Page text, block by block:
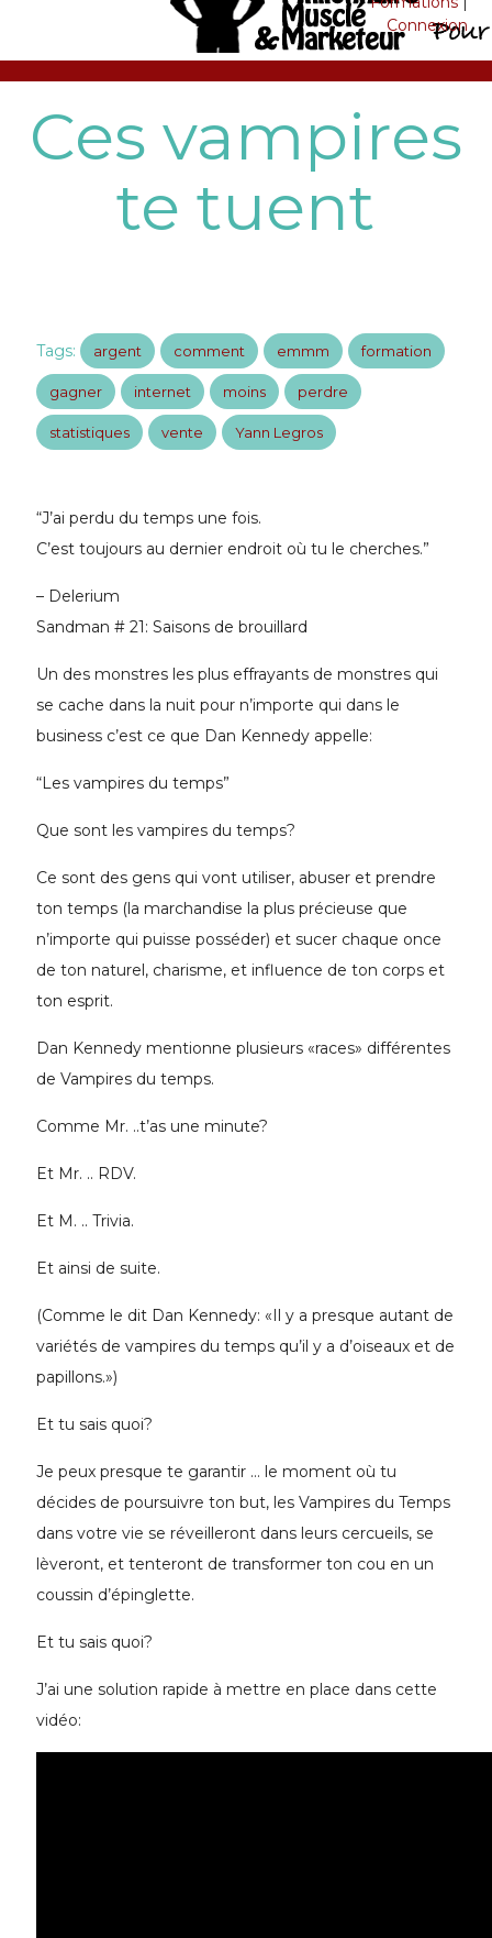
Connexion
Ces vampires
te tuent
Tags: argent comment emmm formation
gagner internet moins perdre
statistiques vente Yann Legros
“J’ai perdu du temps une fois.
C’est toujours au dernier endroit où tu le cherches.”
– Delerium
Sandman # 21: Saisons de brouillard
Un des monstres les plus effrayants de monstres qui
se cache dans la nuit pour n’importe qui dans le
business c’est ce que Dan Kennedy appelle:
“Les vampires du temps”
Que sont les vampires du temps?
Ce sont des gens qui vont utiliser, abuser et prendre
ton temps (la marchandise la plus précieuse que
n’importe qui puisse posséder) et sucer chaque once
de ton naturel, charisme, et influence de ton corps et
ton esprit.
Dan Kennedy mentionne plusieurs «races» différentes
de Vampires du temps.
Comme Mr. ..t’as une minute?
Et Mr. .. RDV.
Et M. .. Trivia.
Et ainsi de suite.
(Comme le dit Dan Kennedy: «Il y a presque autant de
variétés de vampires du temps qu’il y a d’oiseaux et de
papillons.»)
Et tu sais quoi?
Je peux presque te garantir … le moment où tu
décides de poursuivre ton but, les Vampires du Temps
dans votre vie se réveilleront dans leurs cercueils, se
lèveront, et tenteront de transformer ton cou en un
coussin d’épinglette.
Et tu sais quoi?
J’ai une solution rapide à mettre en place dans cette
vidéo: